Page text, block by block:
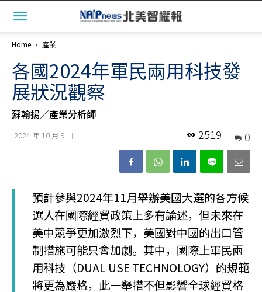
Home 產業
各國2024年軍民兩用科技發
展狀況觀察
蘇翰揚╱產業分析師
2024 年 10 月 9 日 0
2519
預計參與2024年11月舉辦美國大選的各方候
選人在國際經貿政策上多有論述，但未來在
美中競爭更加激烈下，美國對中國的出口管
制措施可能只會加劇。其中，國際上軍民兩
用科技（DUAL USE TECHNOLOGY）的規範
將更為嚴格，此一舉措不但影響全球經貿格